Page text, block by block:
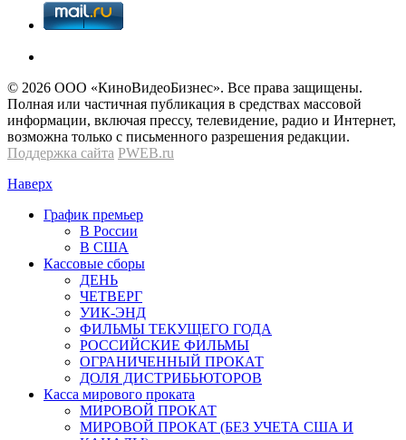
© 2026 OOО «КиноВидеоБизнес». Все права защищены.
Полная или частичная публикация в средствах массовой
информации, включая прессу, телевидение, радио и Интернет,
возможна только с письменного разрешения редакции.
Поддержка сайта PWEB.ru
Наверх
График премьер
В России
В США
Кассовые сборы
ДЕНЬ
ЧЕТВЕРГ
УИК-ЭНД
ФИЛЬМЫ ТЕКУЩЕГО ГОДА
РОССИЙСКИЕ ФИЛЬМЫ
ОГРАНИЧЕННЫЙ ПРОКАТ
ДОЛЯ ДИСТРИБЬЮТОРОВ
Касса мирового проката
МИРОВОЙ ПРОКАТ
МИРОВОЙ ПРОКАТ (БЕЗ УЧЕТА США И